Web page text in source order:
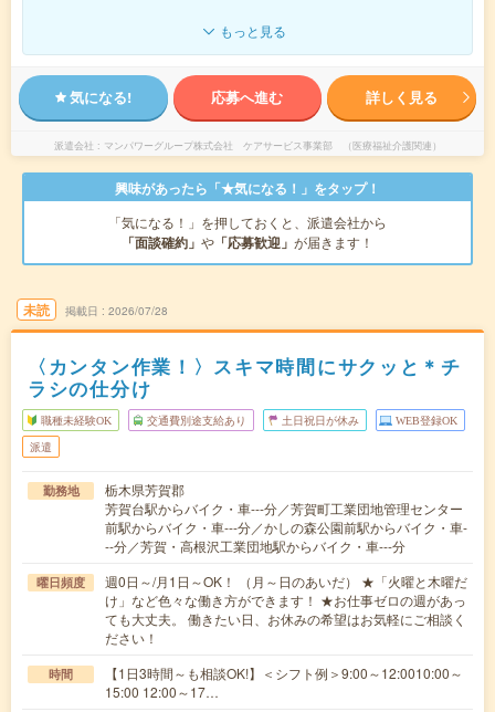
もっと見る
気になる! 応募へ進む 詳しく見る
派遣会社 マンパワーグループ株式会社 ケアサービス事業部 （医療福祉介護関連）
興味があったら「★気になる！」をタップ！
「気になる！」を押しておくと、派遣会社から
「面談確約」 や 「応募歓迎」 が届きます！
未読 掲載日 2026/07/28
〈カンタン作業！〉スキマ時間にサクッと＊チ
ラシの仕分け
職種未経験OK 交通費別途支給あり 土日祝日が休み WEB登録OK
派遣
勤務地
栃木県芳賀郡
芳賀台駅からバイク・車---分／芳賀町工業団地管理センター
前駅からバイク・車---分／かしの森公園前駅からバイク・車-
--分／芳賀・高根沢工業団地駅からバイク・車---分
曜日頻度
週0日～/月1日～OK！ （月～日のあいだ） ★「火曜と木曜だ
け」など色々な働き方ができます！ ★お仕事ゼロの週があっ
ても大丈夫。 働きたい日、お休みの希望はお気軽にご相談く
ださい！
時間
【1日3時間～も相談OK!】＜シフト例＞9:00～12:0010:00～
15:00 12:00～17…